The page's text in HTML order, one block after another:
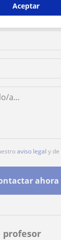
profesor
aviso legal y de
ahora
Aceptar